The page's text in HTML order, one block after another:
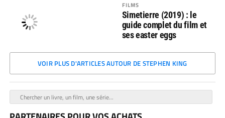
FILMS
Simetierre (2019) : le
guide complet du film et
ses easter eggs
VOIR PLUS D'ARTICLES AUTOUR DE STEPHEN KING